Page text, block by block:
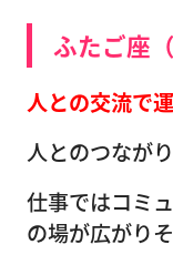
ふたご
人との交流で
人とのつなが
仕事ではコミ
の場が広がりそ